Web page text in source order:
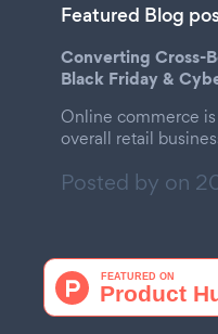
Featured Blog
Converting Cross-
Black Friday &
Online commerce
overall retail
Posted by on